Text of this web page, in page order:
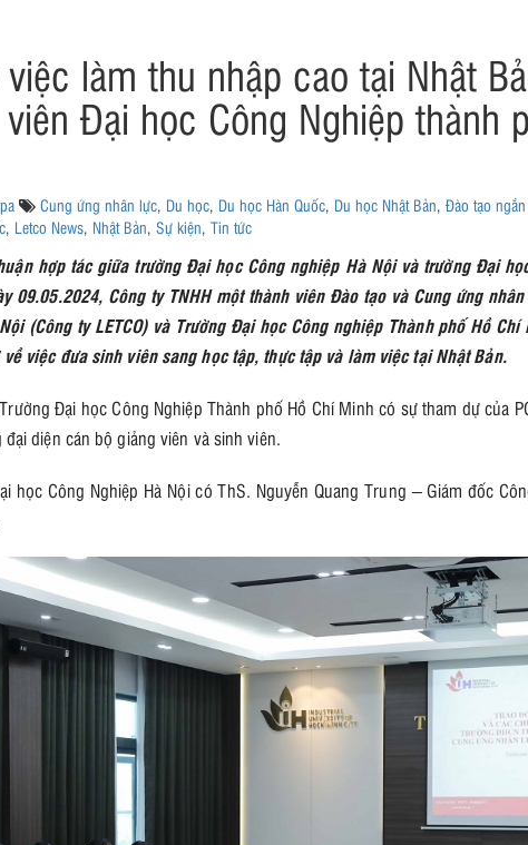
làm thu nhập cao tại Nhật
Đại học Công Nghiệp thành
Cung ứng nhân lực, Du học, Du học Hàn Quốc, Du học Nhật Bản, Đào tạo
, Letco News, Nhật Bản, Sự kiện, Tin tức
hợp tác giữa trường Đại học Công nghiệp Hà Nội và trường Đại
09.05.2024, Công ty TNHH một thành viên Đào tạo và Cung ứng
(Công ty LETCO) và Trường Đại học Công nghiệp Thành phố Hồ
việc đưa sinh viên sang học tập, thực tập và làm việc tại Nhật Bản.
Đại học Công Nghiệp Thành phố Hồ Chí Minh có sự tham dự của
diện cán bộ giảng viên và sinh viên.
học Công Nghiệp Hà Nội có ThS. Nguyễn Quang Trung – Giám đốc